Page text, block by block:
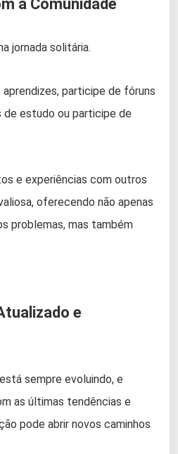
a Comunidade
jornada solitária.
participe de fóruns
de estudo ou participe de
e experiências com outros
oferecendo não apenas
problemas, mas também
e
sempre evoluindo, e
as últimas tendências e
pode abrir novos caminhos